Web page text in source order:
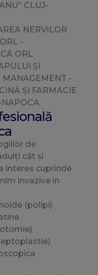
CLUJ-
NERVILOR
-
ORL
ȘI
MANAGEMENT -
ȘI FARMACIE
NAPOCA
de
cât și
interes cuprinde
invazive în
(polipi)